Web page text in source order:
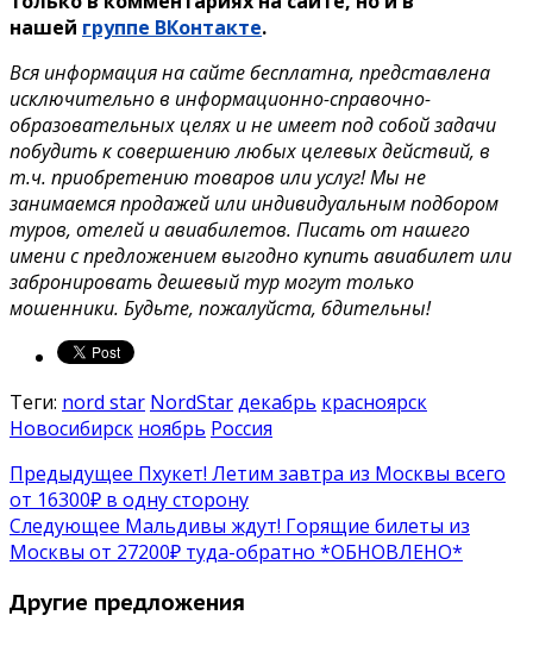
нашей группе ВКонтакте.
Вся информация на сайте бесплатна, представлена
исключительно в информационно-справочно-
образовательных целях и не имеет под собой задачи
побудить к совершению любых целевых действий, в
т.ч. приобретению товаров или услуг! Мы не
занимаемся продажей или индивидуальным подбором
туров, отелей и авиабилетов. Писать от нашего
имени с предложением выгодно купить авиабилет или
забронировать дешевый тур могут только
мошенники. Будьте, пожалуйста, бдительны!
Теги: nord star NordStarдекабрь красноярск
Новосибирск ноябрь Россия
Предыдущее Пхукет! Летим завтра из Москвы всего
от 16300₽ в одну сторону
Следующее Мальдивы ждут! Горящие билеты из
Москвы от 27200₽ туда-обратно *ОБНОВЛЕНО*
Другие предложения